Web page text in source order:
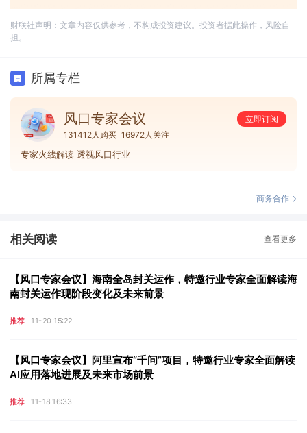
财联社声明：文章内容仅供参考，不构成投资建议。投资者据此操作，风险自
担。
所属专栏
风口专家会议
立即订阅
131412人购买 16972人关注
专家火线解读 透视风口行业
商务合作
相关阅读 查看更多
【风口专家会议】海南全岛封关运作，特邀行业专家全面解读海
南封关运作现阶段变化及未来前景
推荐 11-20 15:22
【风口专家会议】阿里宣布“千问”项目，特邀行业专家全面解读
AI应用落地进展及未来市场前景
推荐 11-18 16:33